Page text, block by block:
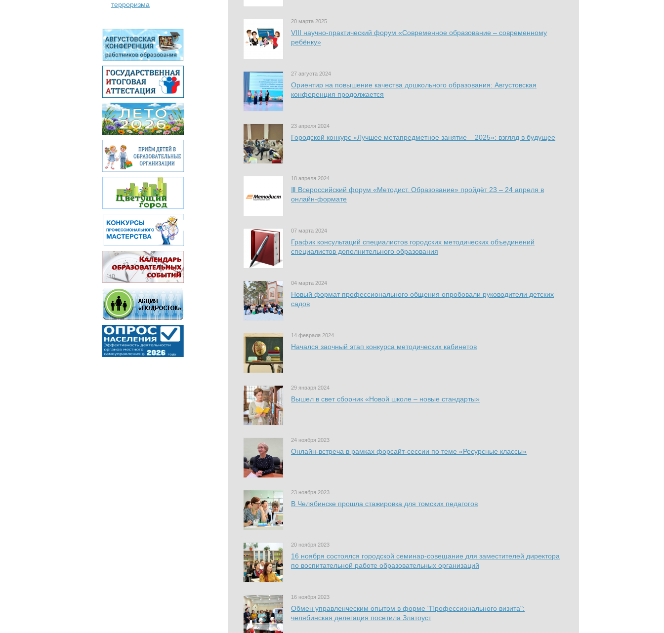
20 марта 2025
VIII научно-практический форум «Современное образование – современному
ребёнку»
27 августа 2024
Ориентир на повышение качества дошкольного образования: Августовская
конференция продолжается
23 апреля 2024
Городской конкурс «Лучшее метапредметное занятие – 2025»: взгляд в будущее
18 апреля 2024
Ⅲ Всероссийский форум «Методист. Образование» пройдёт 23 – 24 апреля в
онлайн-формате
07 марта 2024
График консультаций специалистов городских методических объединений
специалистов дополнительного образования
04 марта 2024
Новый формат профессионального общения опробовали руководители детских
садов
14 февраля 2024
Начался заочный этап конкурса методических кабинетов
29 января 2024
Вышел в свет сборник «Новой школе – новые стандарты»
24 ноября 2023
Онлайн-встреча в рамках форсайт-сессии по теме «Ресурсные классы»
23 ноября 2023
В Челябинске прошла стажировка для томских педагогов
20 ноября 2023
16 ноября состоялся городской семинар-совещание для заместителей директора
по воспитательной работе образовательных организаций
16 ноября 2023
Обмен управленческим опытом в форме "Профессионального визита":
челябинская делегация посетила Златоуст
терроризма